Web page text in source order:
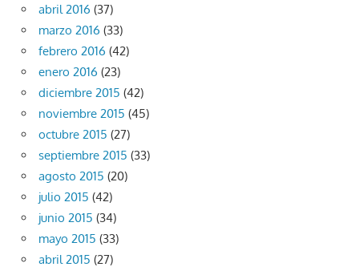
abril 2016 (37)
marzo 2016 (33)
febrero 2016 (42)
enero 2016 (23)
diciembre 2015 (42)
noviembre 2015 (45)
octubre 2015 (27)
septiembre 2015 (33)
agosto 2015 (20)
julio 2015 (42)
junio 2015 (34)
mayo 2015 (33)
abril 2015 (27)